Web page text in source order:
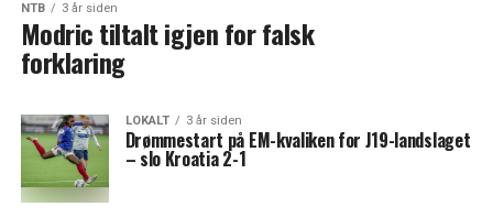
NTB 3 år siden
Modric tiltalt igjen for falsk
forklaring
LOKALT 3 år siden
Drømmestart på EM-kvaliken for J19-landslaget
– slo Kroatia 2-1